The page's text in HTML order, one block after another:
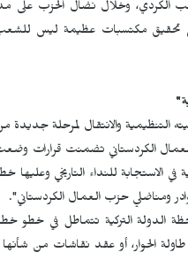
الكردي، وخلال نضال الحزب على
تحقيق مكتسبات عظيمة ليس
التنظيمية والانتقال لمرحلة
الكردستاني تضمنت قرارات وضعت
في الاستجابة للنداء التاريخي
ومناضلي حزب العمال الكردستاني".
الدولة التركية تتماطل في خطو
الحوار، أو عقد نقاشات من شأنها